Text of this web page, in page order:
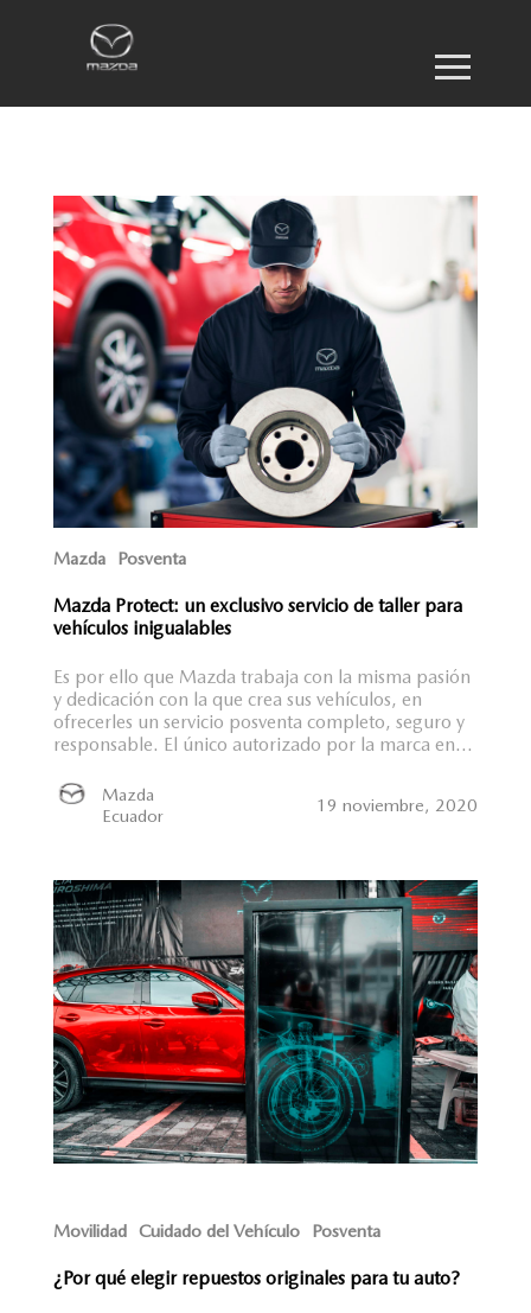
Mazda Posventa
Mazda Protect: un exclusivo servicio de taller para
vehículos inigualables
Es por ello que Mazda trabaja con la misma pasión
y dedicación con la que crea sus vehículos, en
ofrecerles un servicio posventa completo, seguro y
responsable. El único autorizado por la marca en...
Mazda
Ecuador
19 noviembre, 2020
Movilidad Cuidado del Vehículo Posventa
¿Por qué elegir repuestos originales para tu auto?